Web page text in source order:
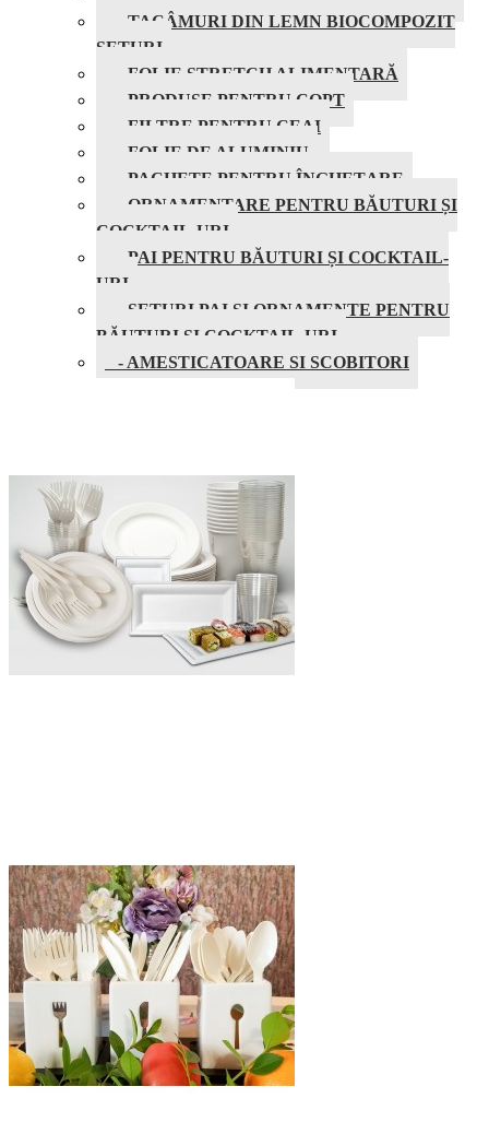
- TACÂMURI DIN LEMN BIOCOMPOZIT
SETURI
- FOLIE STRETCH ALIMENTARĂ
- PRODUSE PENTRU COPT
- FILTRE PENTRU CEAI
- FOLIE DE ALUMINIU
- PACHETE PENTRU ÎNGHEȚARE
- ORNAMENTARE PENTRU BĂUTURI ȘI
COCKTAIL-URI
- PAI PENTRU BĂUTURI ȘI COCKTAIL-
URI
- SETURI PAI SI ORNAMENTE PENTRU
BĂUTURI ȘI COCKTAIL-URI
- AMESTICATOARE SI SCOBITORI